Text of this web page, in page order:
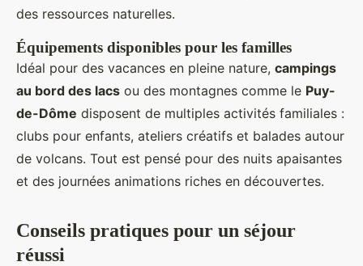
des ressources naturelles.
Équipements disponibles pour les familles
Idéal pour des vacances en pleine nature, campings
au bord des lacs ou des montagnes comme le Puy-
de-Dôme disposent de multiples activités familiales :
clubs pour enfants, ateliers créatifs et balades autour
de volcans. Tout est pensé pour des nuits apaisantes
et des journées animations riches en découvertes.
Conseils pratiques pour un séjour
réussi